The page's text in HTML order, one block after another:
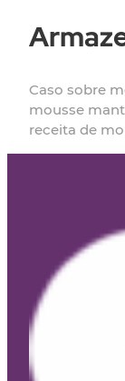
Caso sobre
mousse
receita de